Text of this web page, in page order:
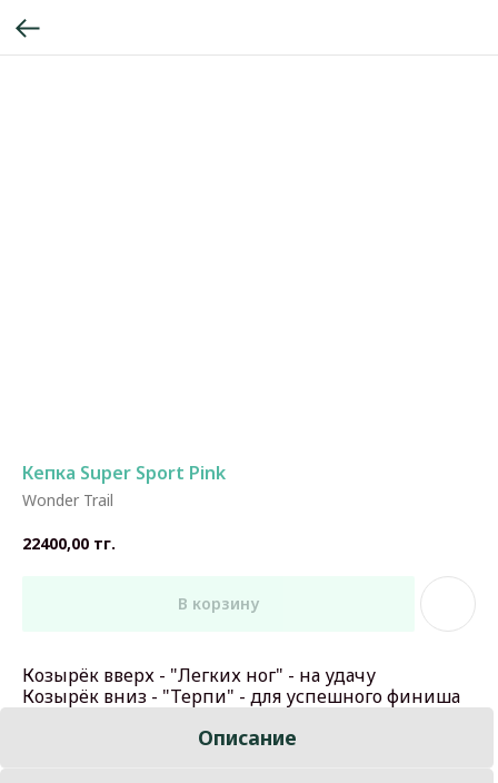
Кепка Super Sport Pink
Wonder Trail
22400,00 тг.
В корзину
Козырёк вверх - "Легких ног" - на удачу
Козырёк вниз - "Терпи" - для успешного финиша
Описание